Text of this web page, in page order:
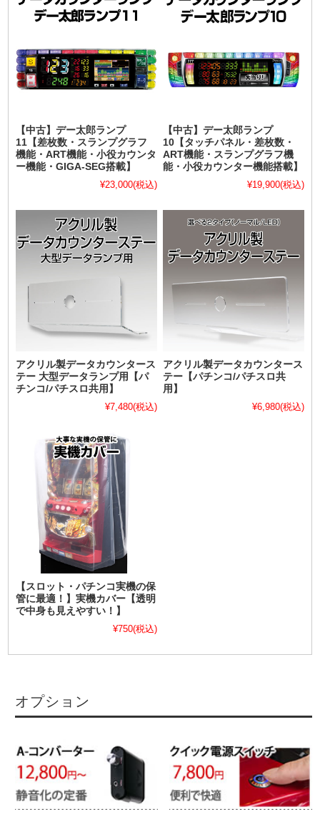
【中古】デー太郎ランプ
11【差枚数・スランプグラフ
機能・ART機能・小役カウンタ
ー機能・GIGA-SEG搭載】
¥23,000(税込)
【中古】デー太郎ランプ
10【タッチパネル・差枚数・
ART機能・スランプグラフ機
能・小役カウンター機能搭載】
¥19,900(税込)
アクリル製データカウンタース
テー 大型データランプ用【パ
チンコ/パチスロ共用】
¥7,480(税込)
アクリル製データカウンタース
テー【パチンコ/パチスロ共
用】
¥6,980(税込)
【スロット・パチンコ実機の保
管に最適！】実機カバー【透明
で中身も見えやすい！】
¥750(税込)
オプション